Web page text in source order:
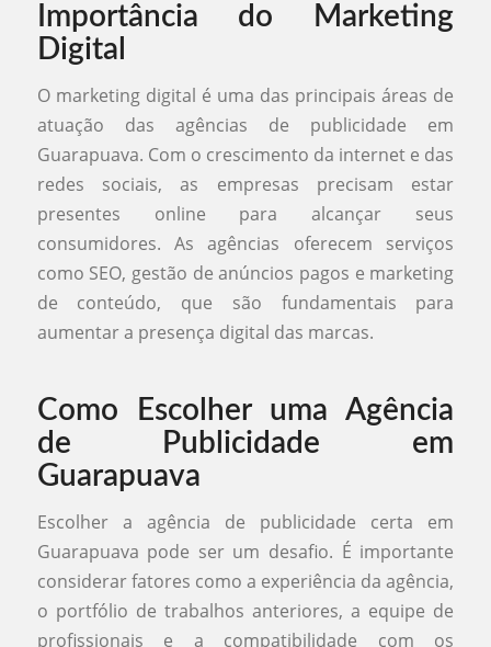
Importância do Marketing
Digital
O marketing digital é uma das principais áreas de
atuação das agências de publicidade em
Guarapuava. Com o crescimento da internet e das
redes sociais, as empresas precisam estar
presentes online para alcançar seus
consumidores. As agências oferecem serviços
como SEO, gestão de anúncios pagos e marketing
de conteúdo, que são fundamentais para
aumentar a presença digital das marcas.
Como Escolher uma Agência
de Publicidade em
Guarapuava
Escolher a agência de publicidade certa em
Guarapuava pode ser um desafio. É importante
considerar fatores como a experiência da agência,
o portfólio de trabalhos anteriores, a equipe de
profissionais e a compatibilidade com os